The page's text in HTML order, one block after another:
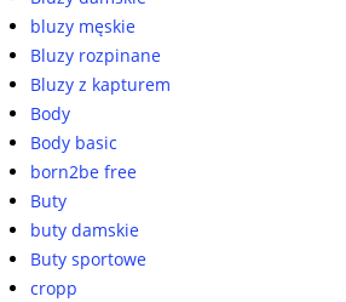
bluzy męskie
Bluzy rozpinane
Bluzy z kapturem
Body
Body basic
born2be free
Buty
buty damskie
Buty sportowe
cropp